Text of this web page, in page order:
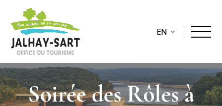
EN
Soirée des Rôles à